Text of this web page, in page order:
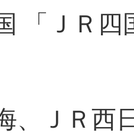
「ＪＲ
、ＪＲ西